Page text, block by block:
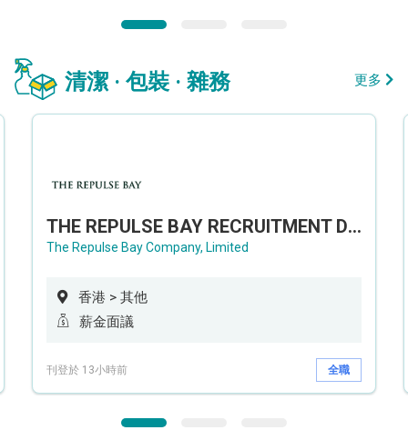
清潔 · 包裝 · 雜務 更多
THE REPULSE BAY RECRUITMENT DAY 淺水灣影灣園人才招聘會
The Repulse Bay Company, Limited
香港 > 其他
薪金面議
刊登於 13小時前 全職